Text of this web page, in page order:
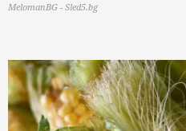
MelomanBG - Sled5.bg